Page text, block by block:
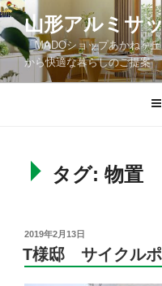
コ
ン
テ
ン
ツ
山形アルミサ
「MADOショップあかねヶ
から快適な暮らしのご提案
タグ: 物置
投
稿
日:
2019年2月13日
T様邸 サイクル